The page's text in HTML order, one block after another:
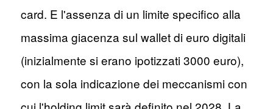
card. E l'assenza di un limite specifico alla
massima giacenza sul wallet di euro digitali
(inizialmente si erano ipotizzati 3000 euro),
con la sola indicazione dei meccanismi con